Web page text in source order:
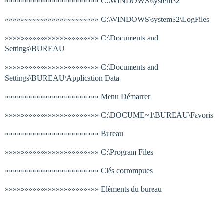
»»»»»»»»»»»»»»»»»»»»»»»» C:\WINDOWS\system32\LogFiles
»»»»»»»»»»»»»»»»»»»»»»»» C:\Documents and
Settings\BUREAU
»»»»»»»»»»»»»»»»»»»»»»»» C:\Documents and
Settings\BUREAU\Application Data
»»»»»»»»»»»»»»»»»»»»»»»» Menu Démarrer
»»»»»»»»»»»»»»»»»»»»»»»» C:\DOCUME~1\BUREAU\Favoris
»»»»»»»»»»»»»»»»»»»»»»»» Bureau
»»»»»»»»»»»»»»»»»»»»»»»» C:\Program Files
»»»»»»»»»»»»»»»»»»»»»»»» Clés corrompues
»»»»»»»»»»»»»»»»»»»»»»»» Eléments du bureau